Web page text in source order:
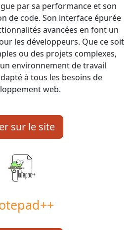
par sa performance et son
de code. Son interface épurée
avancées en font un
les développeurs. Que ce soit
ou des projets complexes,
environnement de travail
à tous les besoins de
web.
sur le site